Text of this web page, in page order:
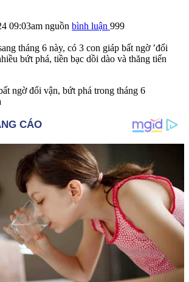
09:03am nguồn bình luận 999
tháng 6 này, có 3 con giáp bất ngờ ’đổi
bứt phá, tiền bạc dồi dào và thăng tiến